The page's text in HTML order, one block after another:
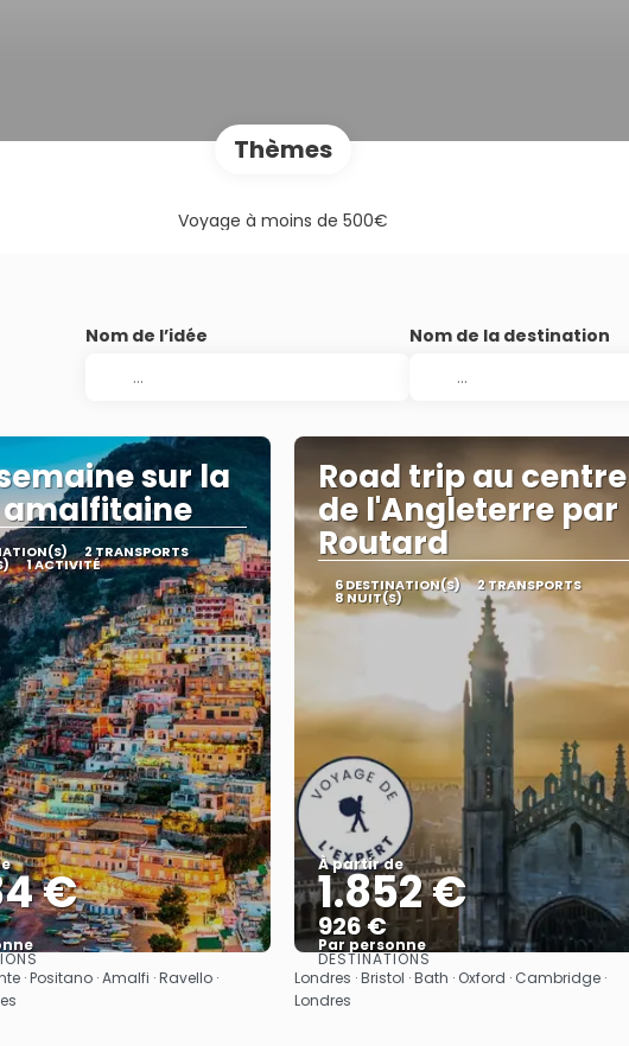
Thèmes
Voyage à moins de 500€
Nom de l’idée Nom de la destination
sur la
2 TRANSPORTS
1 ACTIVITÉ
€
Afficher
· Positano · Amalfi · Ravello ·
Road trip au centre
de l'Angleterre par
Routard
6 DESTINATION(S) 2 TRANSPORTS
8 NUIT(S)
À partir de
1.852 €
926 €
Par personne
Afficher
DESTINATIONS
Londres · Bristol · Bath · Oxford · Cambridge ·
Londres